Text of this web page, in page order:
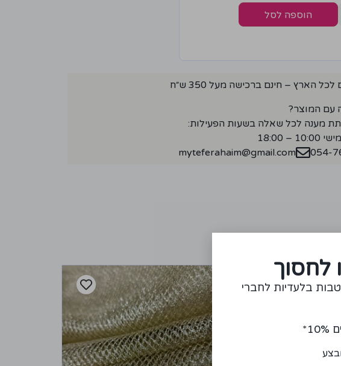
הוספה לסל
הארץ – חינם ברכישה מעל 350 ש״ח
עם המוצר?
לתת מענה לכל שאלה בשעות הפעילות:
18:00
054-
myteferahaim@gmail.com
לחסוך
בלעדיות לחברי